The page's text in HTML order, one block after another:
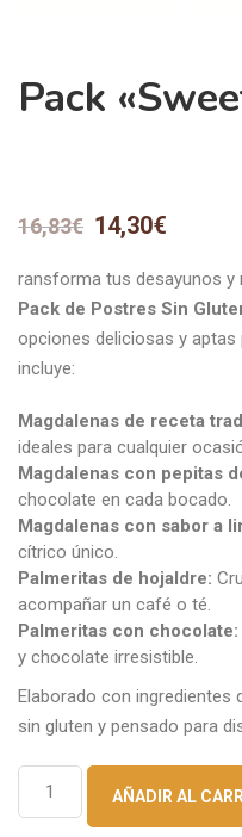
Pack
16,83€ El
original
era:
16,83€.
14,30€
actual
es:
14,30€.
ransforma tus desayunos y
Pack de Postres Sin
opciones deliciosas y aptas
incluye:
Magdalenas de receta
ideales para cualquier
Magdalenas con pepitas
chocolate en cada bocado.
Magdalenas con sabor a
cítrico único.
Palmeritas de hojaldre:
acompañar un café o té.
Palmeritas con chocolate:
y chocolate irresistible.
Elaborado con ingredientes
sin gluten y pensado para
"Sweet
AÑADIR AL